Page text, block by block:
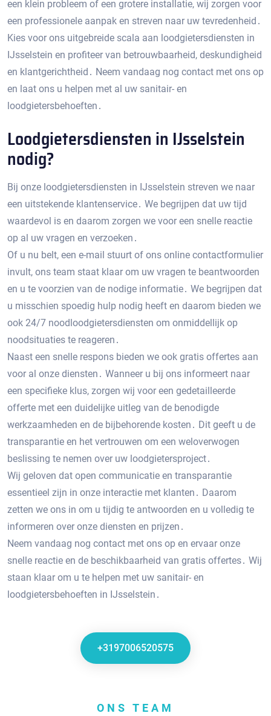
een klein probleem of een grotere installatie, wij zorgen voor
een professionele aanpak en streven naar uw tevredenheid․
Kies voor ons uitgebreide scala aan loodgietersdiensten in
IJsselstein en profiteer van betrouwbaarheid, deskundigheid
en klantgerichtheid․ Neem vandaag nog contact met ons op
en laat ons u helpen met al uw sanitair- en
loodgietersbehoeften․
Loodgietersdiensten in IJsselstein
nodig?
Bij onze loodgietersdiensten in IJsselstein streven we naar
een uitstekende klantenservice․ We begrijpen dat uw tijd
waardevol is en daarom zorgen we voor een snelle reactie
op al uw vragen en verzoeken․
Of u nu belt, een e-mail stuurt of ons online contactformulier
invult, ons team staat klaar om uw vragen te beantwoorden
en u te voorzien van de nodige informatie․ We begrijpen dat
u misschien spoedig hulp nodig heeft en daarom bieden we
ook 24/7 noodloodgietersdiensten om onmiddellijk op
noodsituaties te reageren․
Naast een snelle respons bieden we ook gratis offertes aan
voor al onze diensten․ Wanneer u bij ons informeert naar
een specifieke klus, zorgen wij voor een gedetailleerde
offerte met een duidelijke uitleg van de benodigde
werkzaamheden en de bijbehorende kosten․ Dit geeft u de
transparantie en het vertrouwen om een weloverwogen
beslissing te nemen over uw loodgietersproject․
Wij geloven dat open communicatie en transparantie
essentieel zijn in onze interactie met klanten․ Daarom
zetten we ons in om u tijdig te antwoorden en u volledig te
informeren over onze diensten en prijzen․
Neem vandaag nog contact met ons op en ervaar onze
snelle reactie en de beschikbaarheid van gratis offertes․ Wij
staan klaar om u te helpen met uw sanitair- en
loodgietersbehoeften in IJsselstein․
+3197006520575
ONS TEAM